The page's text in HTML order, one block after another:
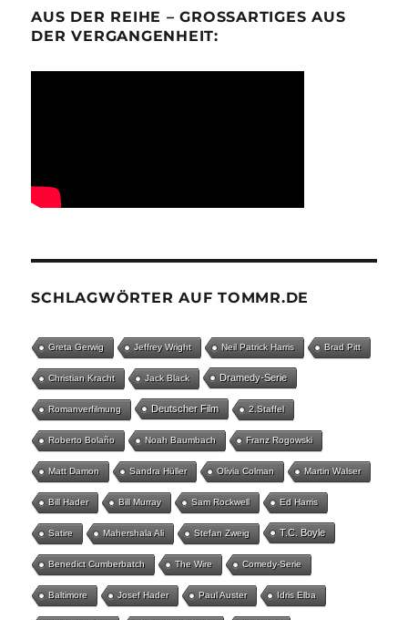
AUS DER REIHE – GROSSARTIGES AUS D
ER VERGANGENHEIT:
SCHLAGWÖRTER AUF TOMMR.DE
Greta Gerwig Jeffrey Wright Neil Patrick Harris Brad Pitt
Christian Kracht Jack Black Dramedy-Serie
Romanverfilmung Deutscher Film 2.Staffel
Roberto Bolaño Noah Baumbach Franz Rogowski
Matt Damon Sandra Hüller Olivia Colman Martin Walser
Bill Hader Bill Murray Sam Rockwell Ed Harris
Satire Mahershala Ali Stefan Zweig T.C. Boyle
Benedict Cumberbatch The Wire Comedy-Serie
Baltimore Josef Hader Paul Auster Idris Elba